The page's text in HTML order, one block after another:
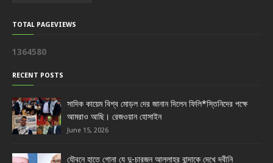
TOTAL PAGEVIEWS
1364580
RECENT POSTS
সাদিক কায়েম বিশ্ব মোড়ল দের জানান দিলেন ফিলি*স্তিনিদের পক্ষে
আমরাও আছি। রেজওয়ান হোসাইন
June 15, 2026
যৌবনে হাতে গোনা যে দু-চারজন আল্লাহর বান্দাকে দেখে দ্বীনি